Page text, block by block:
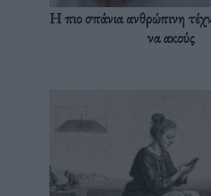
Η πιο σπάνια ανθρώπινη
να ακούς